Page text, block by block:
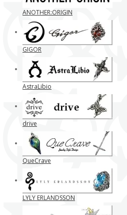
ANOTHER:ORIGIN
GIGOR
AstraLibio
drive
QueCrave
LYLY ERLANDSSON